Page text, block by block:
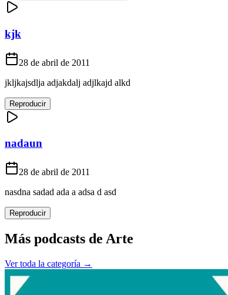
kjk
28 de abril de 2011
jkljkajsdlja adjakdalj adjlkajd alkd
Reproducir
nadaun
28 de abril de 2011
nasdna sadad ada a adsa d asd
Reproducir
Más podcasts de Arte
Ver toda la categoría →